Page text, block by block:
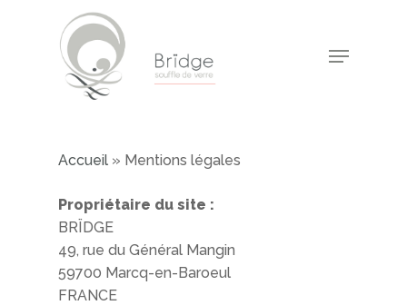
Menu
Accueil » Mentions légales
Propriétaire du site :
BRÏDGE
49, rue du Général Mangin
59700 Marcq-en-Baroeul
FRANCE